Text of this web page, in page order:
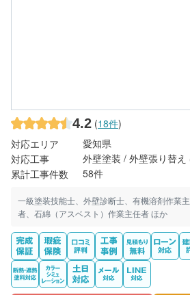
4.2 (18件)
対応エリア
愛知県
対応工事
外壁塗装 / 外壁張り替え
累計工事件数
58件
一級塗装技能士、外壁診断士、有機溶剤作業
者、石綿（アスベスト）作業主任者 ほか